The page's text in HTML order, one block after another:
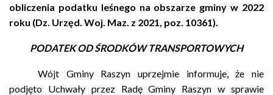
obliczenia podatku leśnego na obszarze gminy w 2022
roku (Dz. Urzęd. Woj. Maz. z 2021, poz. 10361).
PODATEK OD ŚRODKÓW TRANSPORTOWYCH
Wójt Gminy Raszyn uprzejmie informuje, że nie
podjęto Uchwały przez Radę Gminy Raszyn w sprawie